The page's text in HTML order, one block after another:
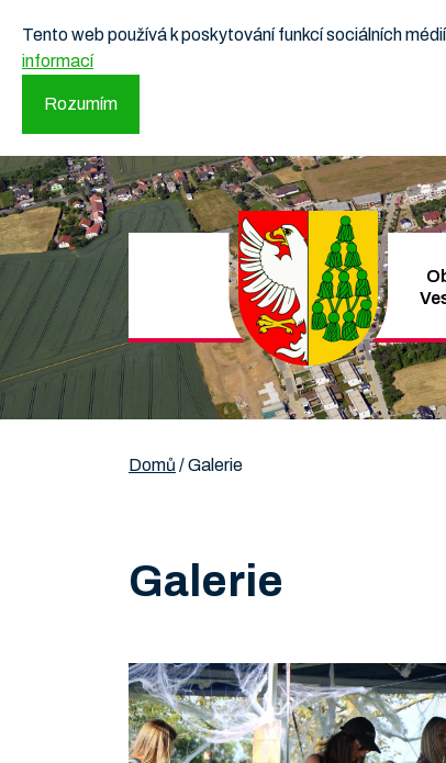
Tento web používá k poskytování funkcí sociálních
informací
Rozumím
Domů /Galerie
Galerie